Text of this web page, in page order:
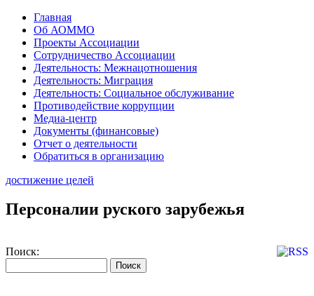
Главная
Об АОММО
Проекты Ассоциации
Сотрудничество Ассоциации
Деятельность: Межнацотношения
Деятельность: Миграция
Деятельность: Социальное обслуживание
Противодействие коррупции
Медиа-центр
Документы (финансовые)
Отчет о деятельности
Обратиться в организацию
достижение целей
Персоналии руского зарубежья
Поиск: